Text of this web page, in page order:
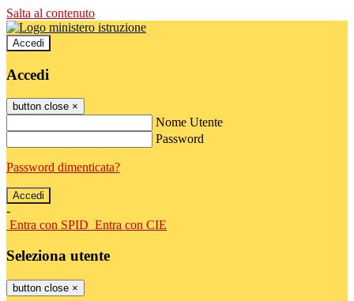
Salta al contenuto
Accedi
Accedi
button close ×
Nome Utente
Password
Password dimenticata?
-
Entra con SPID Entra con CIE
Seleziona utente
button close ×